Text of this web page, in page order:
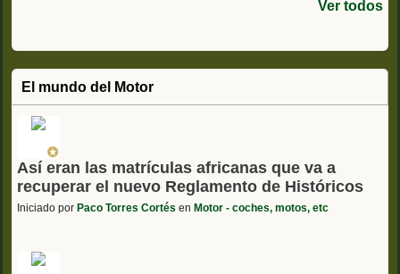
Ver todos
El mundo del Motor
Así eran las matrículas africanas que va a
recuperar el nuevo Reglamento de Históricos
Iniciado por Paco Torres Cortés en Motor - coches, motos, etc